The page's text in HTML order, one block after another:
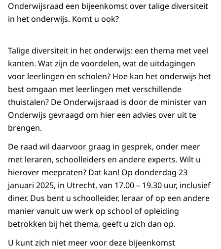
Onderwijsraad een bijeenkomst over talige diversiteit
in het onderwijs. Komt u ook?
Talige diversiteit in het onderwijs: een thema met veel
kanten. Wat zijn de voordelen, wat de uitdagingen
voor leerlingen en scholen? Hoe kan het onderwijs het
best omgaan met leerlingen met verschillende
thuistalen? De Onderwijsraad is door de minister van
Onderwijs gevraagd om hier een advies over uit te
brengen.
De raad wil daarvoor graag in gesprek, onder meer
met leraren, schoolleiders en andere experts. Wilt u
hierover meepraten? Dat kan! Op donderdag 23
januari 2025, in Utrecht, van 17.00 – 19.30 uur, inclusief
diner. Dus bent u schoolleider, leraar of op een andere
manier vanuit uw werk op school of opleiding
betrokken bij het thema, geeft u zich dan op.
U kunt zich niet meer voor deze bijeenkomst